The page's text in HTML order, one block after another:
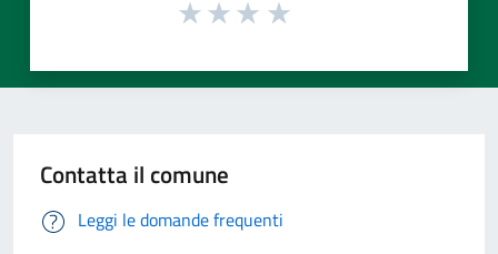
Contatta il comune
Leggi le domande frequenti